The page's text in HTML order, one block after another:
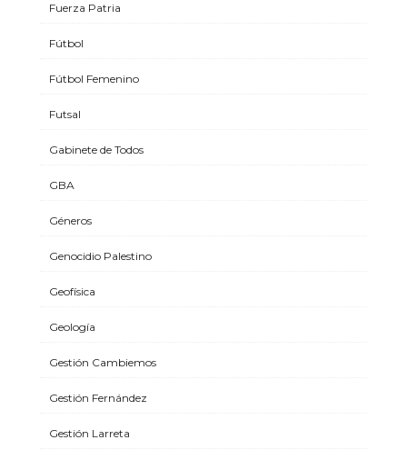
Fuerza Patria
Fútbol
Fútbol Femenino
Futsal
Gabinete de Todos
GBA
Géneros
Genocidio Palestino
Geofísica
Geología
Gestión Cambiemos
Gestión Fernández
Gestión Larreta